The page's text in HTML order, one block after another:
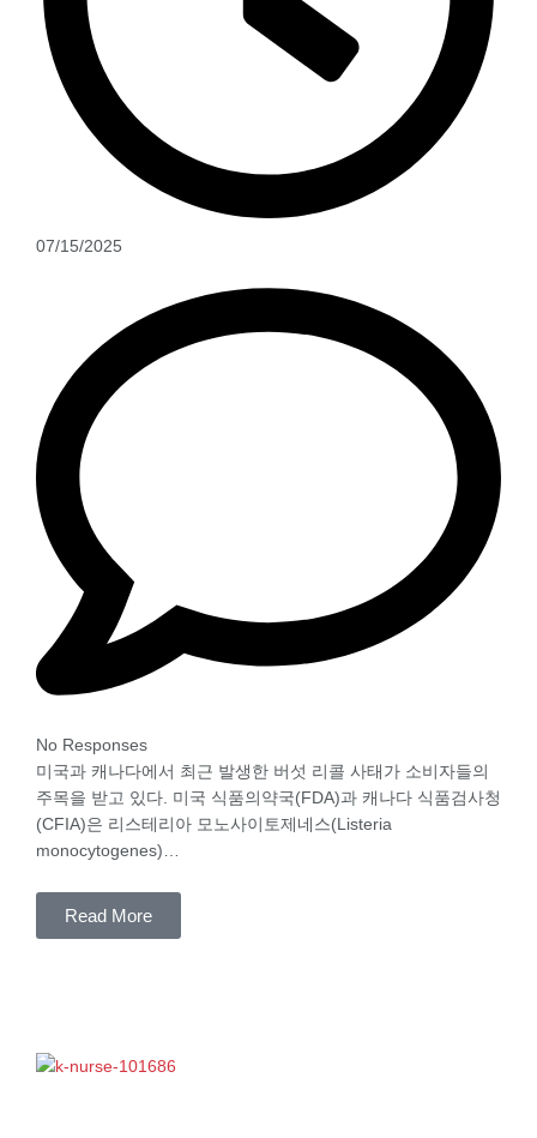
07/15/2025
No Responses
미국과 캐나다에서 최근 발생한 버섯 리콜 사태가 소비자들의
주목을 받고 있다. 미국 식품의약국(FDA)과 캐나다 식품검사청
(CFIA)은 리스테리아 모노사이토제네스(Listeria
monocytogenes)…
Read More